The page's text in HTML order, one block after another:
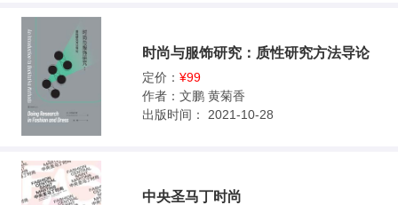
时尚与服饰研究：质性研究方法导论
定价： ¥99
作者： 文鹏 黄菊香
出版时间：
2021-10-28
中央圣马丁时尚